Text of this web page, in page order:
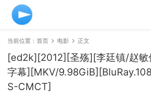
当前位置： 首页 电影 正文
[ed2k][2012][圣殇][李廷镇/赵
字幕][MKV/
S-CMCT]